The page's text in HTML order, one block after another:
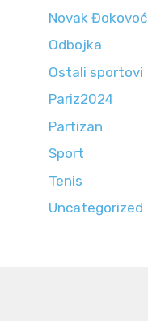
Novak Đokovoć
Odbojka
Ostali sportovi
Pariz2024
Partizan
Sport
Tenis
Uncategorized